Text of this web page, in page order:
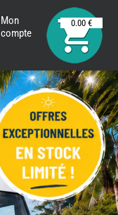
Mon
compte
0.00 €